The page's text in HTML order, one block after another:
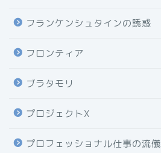
フランケンシュタインの誘惑
フロンティア
ブラタモリ
プロジェクトX
プロフェッショナル仕事の流儀